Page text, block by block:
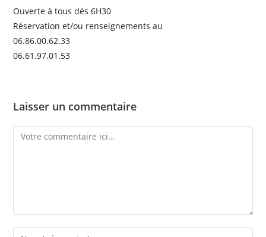
Ouverte à tous dés 6H30
Réservation et/ou renseignements au
06.86.00.62.33
06.61.97.01.53
Laisser un commentaire